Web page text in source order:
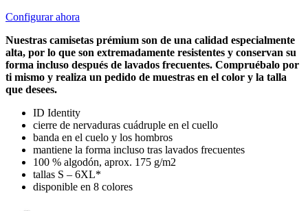
Configurar ahora
Nuestras camisetas prémium son de una calidad especialmente
alta, por lo que son extremadamente resistentes y conservan su
forma incluso después de lavados frecuentes. Compruébalo por
ti mismo y realiza un pedido de muestras en el color y la talla
que desees.
ID Identity
cierre de nervaduras cuádruple en el cuello
banda en el cuelo y los hombros
mantiene la forma incluso tras lavados frecuentes
100 % algodón, aprox. 175 g/m2
tallas S – 6XL*
disponible en 8 colores